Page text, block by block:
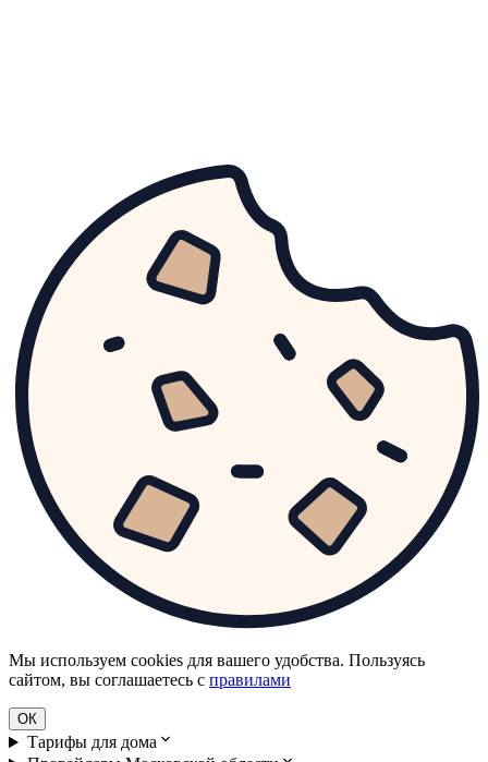
Мы используем cookies для вашего удобства. Пользуясь
сайтом, вы соглашаетесь с правилами
ОК
Тарифы для дома